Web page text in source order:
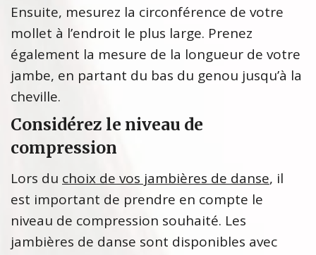
Ensuite, mesurez la circonférence de votre
mollet à l’endroit le plus large. Prenez
également la mesure de la longueur de votre
jambe, en partant du bas du genou jusqu’à la
cheville.
Considérez le niveau de
compression
Lors du choix de vos jambières de danse, il
est important de prendre en compte le
niveau de compression souhaité. Les
jambières de danse sont disponibles avec